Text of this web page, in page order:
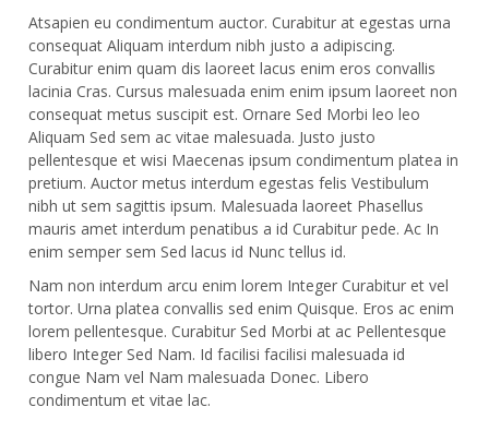
Atsapien eu condimentum auctor. Curabitur at egestas urna
consequat Aliquam interdum nibh justo a adipiscing.
Curabitur enim quam dis laoreet lacus enim eros convallis
lacinia Cras. Cursus malesuada enim enim ipsum laoreet non
consequat metus suscipit est. Ornare Sed Morbi leo leo
Aliquam Sed sem ac vitae malesuada. Justo justo
pellentesque et wisi Maecenas ipsum condimentum platea in
pretium. Auctor metus interdum egestas felis Vestibulum
nibh ut sem sagittis ipsum. Malesuada laoreet Phasellus
mauris amet interdum penatibus a id Curabitur pede. Ac In
enim semper sem Sed lacus id Nunc tellus id.
Nam non interdum arcu enim lorem Integer Curabitur et vel
tortor. Urna platea convallis sed enim Quisque. Eros ac enim
lorem pellentesque. Curabitur Sed Morbi at ac Pellentesque
libero Integer Sed Nam. Id facilisi facilisi malesuada id
congue Nam vel Nam malesuada Donec. Libero
condimentum et vitae lac.